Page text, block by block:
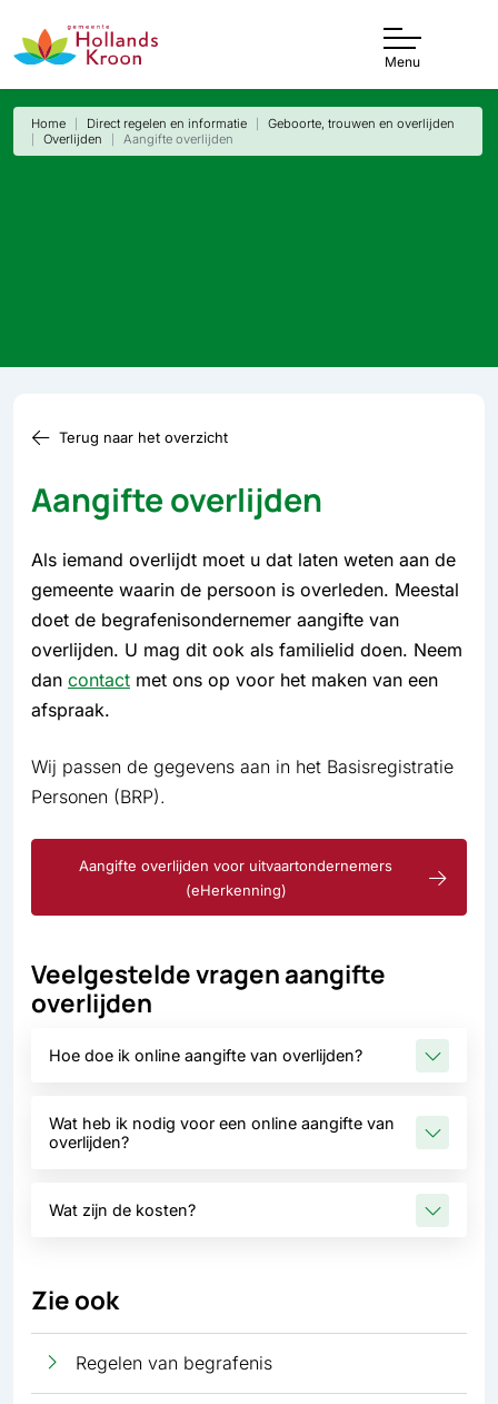
Menu
Home Direct regelen en informatie
Geboorte, trouwen en overlijden
Overlijden
Aangifte overlijden
Terug naar het overzicht
Aangifte overlijden
Als iemand overlijdt moet u dat laten weten aan de
gemeente waarin de persoon is overleden. Meestal
doet de begrafenisondernemer aangifte van
overlijden. U mag dit ook als familielid doen. Neem
dan contact met ons op voor het maken van een
afspraak.
Wij passen de gegevens aan in het Basisregistratie
Personen (BRP).
Aangifte overlijden voor uitvaartondernemers
(eHerkenning)
Veelgestelde vragen aangifte
overlijden
Hoe doe ik online aangifte van overlijden?
Wat heb ik nodig voor een online aangifte van
overlijden?
Wat zijn de kosten?
Zie ook
Regelen van begrafenis